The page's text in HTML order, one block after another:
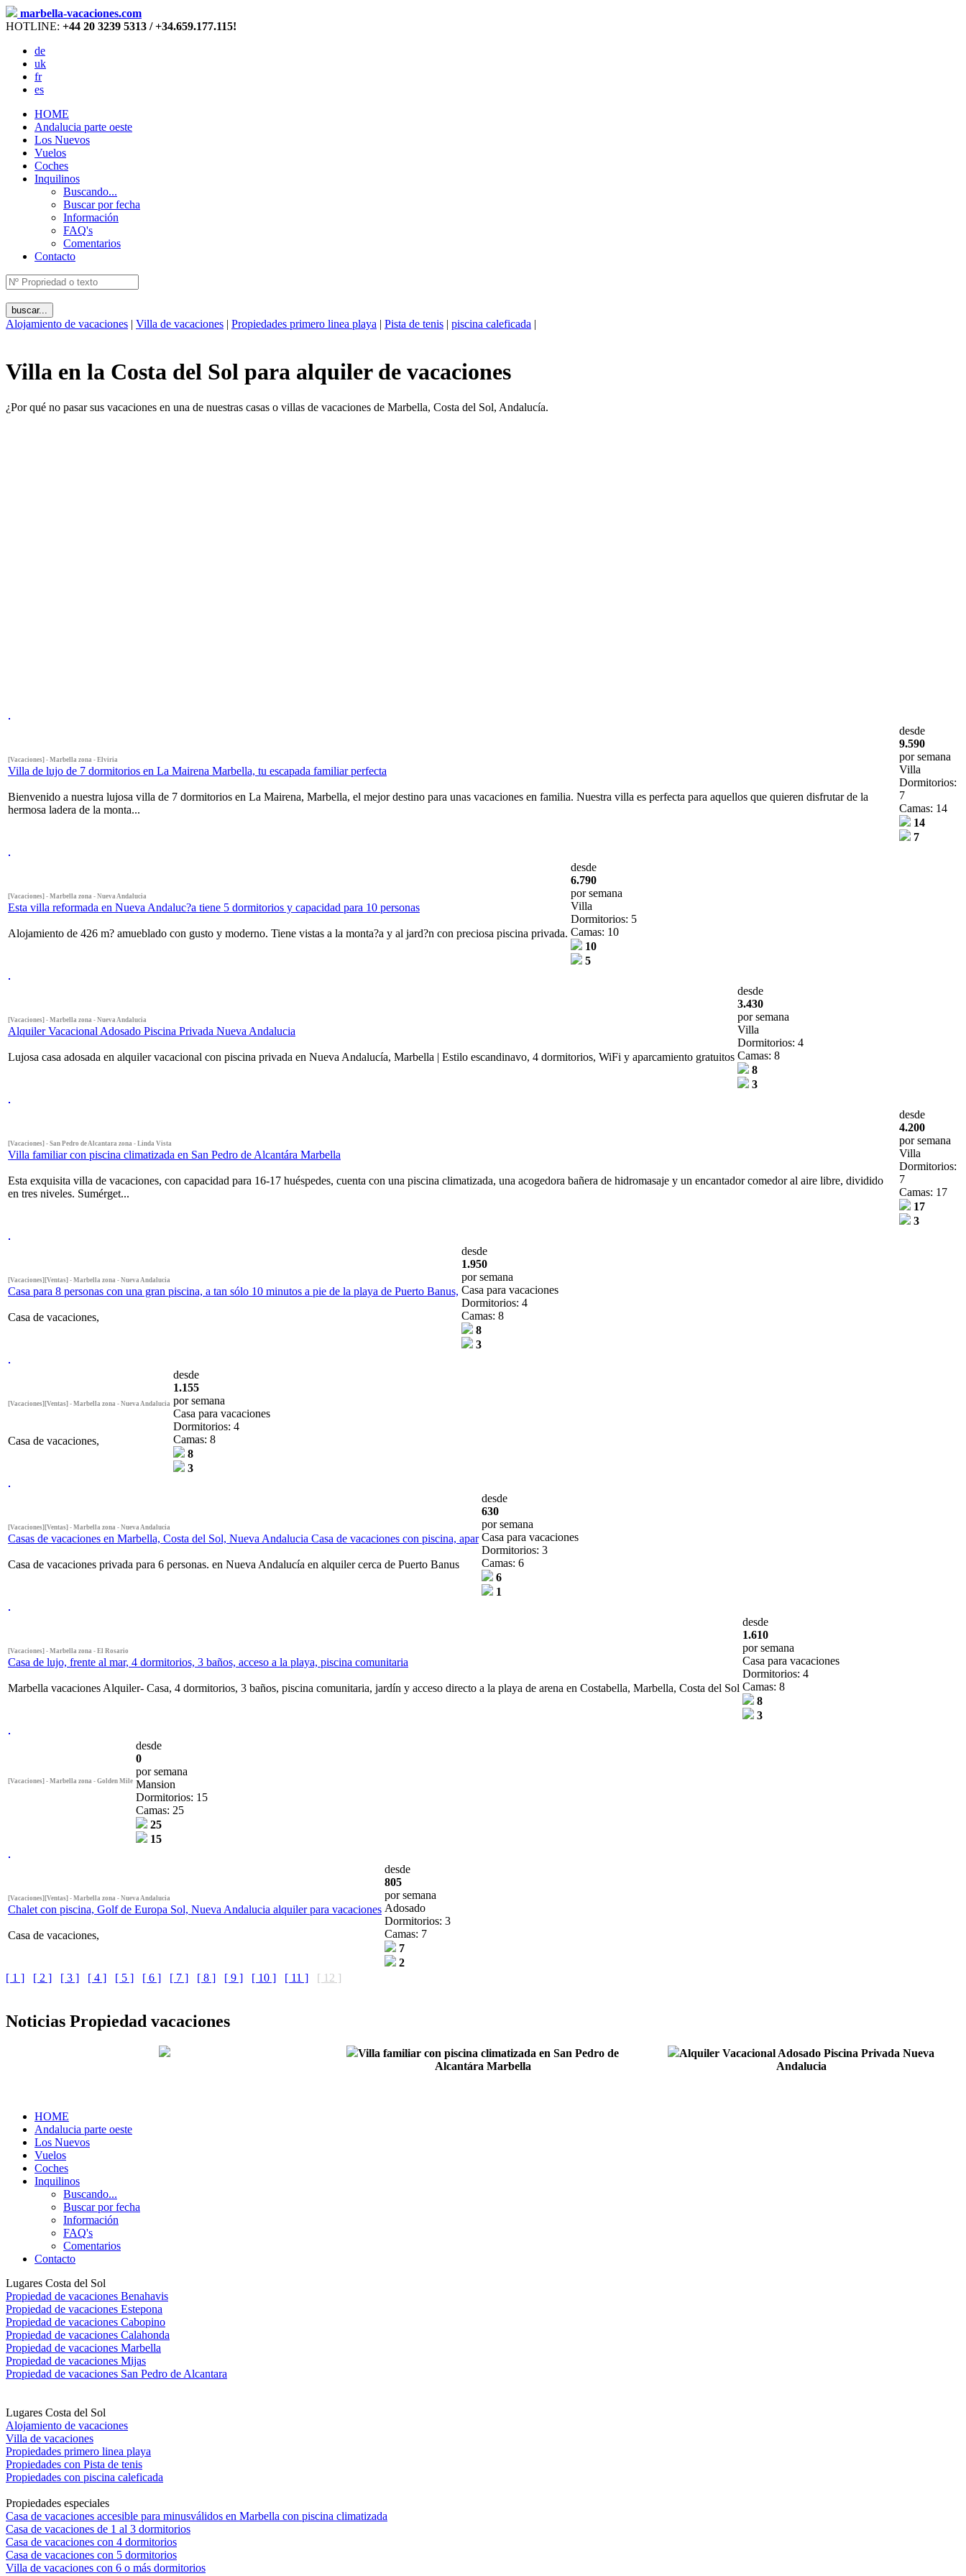
marbella-vacaciones.com
HOTLINE: +44 20 3239 5313 / +34.659.177.115!
de
uk
fr
es
HOME
Andalucia parte oeste
Los Nuevos
Vuelos
Coches
Inquilinos
Buscando...
Buscar por fecha
Información
FAQ's
Comentarios
Contacto
Alojamiento de vacaciones | Villa de vacaciones | Propiedades primero linea playa | Pista de tenis | piscina caleficada |
Villa en la Costa del Sol para alquiler de vacaciones
¿Por qué no pasar sus vacaciones en una de nuestras casas o villas de vacaciones de Marbella, Costa del Sol, Andalucía.
[Vacaciones] - Marbella zona - Elviria
Villa de lujo de 7 dormitorios en La Mairena Marbella, tu escapada familiar perfecta
Bienvenido a nuestra lujosa villa de 7 dormitorios en La Mairena, Marbella, el mejor destino para unas vacaciones en familia. Nuestra villa es perfecta para aquellos que quieren disfrutar de la
hermosa ladera de la monta...
desde
9.590
por semana
Villa
Dormitorios:
7
Camas: 14
14
7
[Vacaciones] - Marbella zona - Nueva Andalucia
Esta villa reformada en Nueva Andaluc?a tiene 5 dormitorios y capacidad para 10 personas
Alojamiento de 426 m? amueblado con gusto y moderno. Tiene vistas a la monta?a y al jard?n con preciosa piscina privada.
desde
6.790
por semana
Villa
Dormitorios: 5
Camas: 10
10
5
[Vacaciones] - Marbella zona - Nueva Andalucia
Alquiler Vacacional Adosado Piscina Privada Nueva Andalucia
Lujosa casa adosada en alquiler vacacional con piscina privada en Nueva Andalucía, Marbella | Estilo escandinavo, 4 dormitorios, WiFi y aparcamiento gratuitos
desde
3.430
por semana
Villa
Dormitorios: 4
Camas: 8
8
3
[Vacaciones] - San Pedro de Alcantara zona - Linda Vista
Villa familiar con piscina climatizada en San Pedro de Alcantára Marbella
Esta exquisita villa de vacaciones, con capacidad para 16-17 huéspedes, cuenta con una piscina climatizada, una acogedora bañera de hidromasaje y un encantador comedor al aire libre, dividido
en tres niveles. Sumérget...
desde
4.200
por semana
Villa
Dormitorios:
7
Camas: 17
17
3
[Vacaciones][Ventas] - Marbella zona - Nueva Andalucia
Casa para 8 personas con una gran piscina, a tan sólo 10 minutos a pie de la playa de Puerto Banus,
Casa de vacaciones,
desde
1.950
por semana
Casa para vacaciones
Dormitorios: 4
Camas: 8
8
3
[Vacaciones][Ventas] - Marbella zona - Nueva Andalucia
Casa de vacaciones,
desde
1.155
por semana
Casa para vacaciones
Dormitorios: 4
Camas: 8
8
3
[Vacaciones][Ventas] - Marbella zona - Nueva Andalucia
Casas de vacaciones en Marbella, Costa del Sol, Nueva Andalucia Casa de vacaciones con piscina, apar
Casa de vacaciones privada para 6 personas. en Nueva Andalucía en alquiler cerca de Puerto Banus
desde
630
por semana
Casa para vacaciones
Dormitorios: 3
Camas: 6
6
1
[Vacaciones] - Marbella zona - El Rosario
Casa de lujo, frente al mar, 4 dormitorios, 3 baños, acceso a la playa, piscina comunitaria
Marbella vacaciones Alquiler- Casa, 4 dormitorios, 3 baños, piscina comunitaria, jardín y acceso directo a la playa de arena en Costabella, Marbella, Costa del Sol
desde
1.610
por semana
Casa para vacaciones
Dormitorios: 4
Camas: 8
8
3
[Vacaciones] - Marbella zona - Golden Mile
desde
0
por semana
Mansion
Dormitorios: 15
Camas: 25
25
15
[Vacaciones][Ventas] - Marbella zona - Nueva Andalucia
Chalet con piscina, Golf de Europa Sol, Nueva Andalucia alquiler para vacaciones
Casa de vacaciones,
desde
805
por semana
Adosado
Dormitorios: 3
Camas: 7
7
2
[ 1 ]
[ 2 ] [ 3 ] [ 4 ] [ 5 ] [ 6 ] [ 7 ] [ 8 ] [ 9 ] [ 10 ] [ 11 ] [ 12 ]
Noticias Propiedad vacaciones
Villa familiar con piscina climatizada en San Pedro de
Alcantára Marbella
Alquiler Vacacional Adosado Piscina Privada Nueva
Andalucia
HOME
Andalucia parte oeste
Los Nuevos
Vuelos
Coches
Inquilinos
Buscando...
Buscar por fecha
Información
FAQ's
Comentarios
Contacto
Lugares Costa del Sol
Propiedad de vacaciones Benahavis
Propiedad de vacaciones Estepona
Propiedad de vacaciones Cabopino
Propiedad de vacaciones Calahonda
Propiedad de vacaciones Marbella
Propiedad de vacaciones Mijas
Propiedad de vacaciones San Pedro de Alcantara
Lugares Costa del Sol
Alojamiento de vacaciones
Villa de vacaciones
Propiedades primero linea playa
Propiedades con Pista de tenis
Propiedades con piscina caleficada
Propiedades especiales
Casa de vacaciones accesible para minusválidos en Marbella con piscina climatizada
Casa de vacaciones de 1 al 3 dormitorios
Casa de vacaciones con 4 dormitorios
Casa de vacaciones con 5 dormitorios
Villa de vacaciones con 6 o más dormitorios